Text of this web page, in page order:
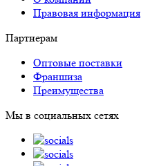
Правовая информация
Партнерам
Оптовые поставки
Франшиза
Преимущества
Мы в социальных сетях